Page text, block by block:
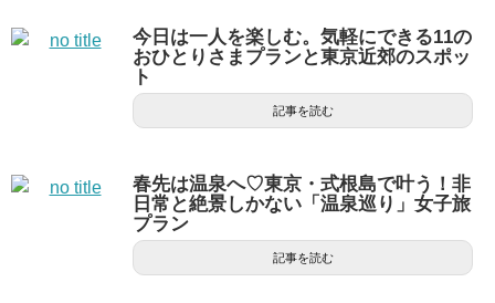
今日は一人を楽しむ。気軽にできる11の
おひとりさまプランと東京近郊のスポッ
ト
記事を読む
春先は温泉へ♡東京・式根島で叶う！非
日常と絶景しかない「温泉巡り」女子旅
プラン
記事を読む